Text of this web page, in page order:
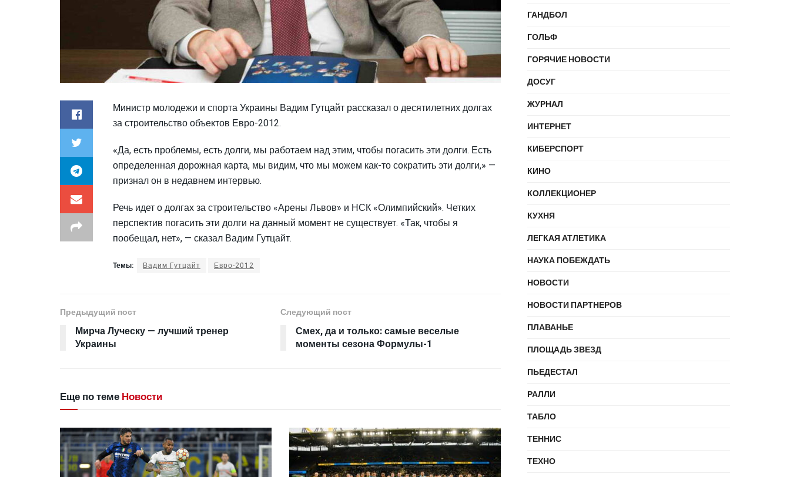
Министр молодежи и спорта Украины Вадим Гутцайт рассказал о десятилетних долгах
за строительство объектов Евро-2012.
«Да, есть проблемы, есть долги, мы работаем над этим, чтобы погасить эти долги. Есть
определенная дорожная карта, мы видим, что мы можем как-то сократить эти долги,» —
признал он в недавнем интервью.
Речь идет о долгах за строительство «Арены Львов» и НСК «Олимпийский». Четких
перспектив погасить эти долги на данный момент не существует. «Так, чтобы я
пообещал, нет», — сказал Вадим Гутцайт.
Темы: Вадим Гутцайт Евро-2012
Предыдущий пост
Мирча Луческу — лучший тренер
Украины
Следующий пост
Смех, да и только: самые веселые
моменты сезона Формулы-1
Еще по теме Новости
ГАНДБОЛ
ГОЛЬФ
ГОРЯЧИЕ НОВОСТИ
ДОСУГ
ЖУРНАЛ
ИНТЕРНЕТ
КИБЕРСПОРТ
КИНО
КОЛЛЕКЦИОНЕР
КУХНЯ
ЛЕГКАЯ АТЛЕТИКА
НАУКА ПОБЕЖДАТЬ
НОВОСТИ
НОВОСТИ ПАРТНЕРОВ
ПЛАВАНЬЕ
ПЛОЩАДЬ ЗВЕЗД
ПЬЕДЕСТАЛ
РАЛЛИ
ТАБЛО
ТЕННИС
ТЕХНО